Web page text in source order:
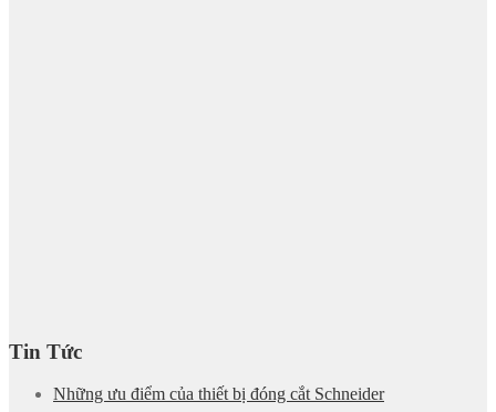
Tin Tức
Những ưu điểm của thiết bị đóng cắt Schneider